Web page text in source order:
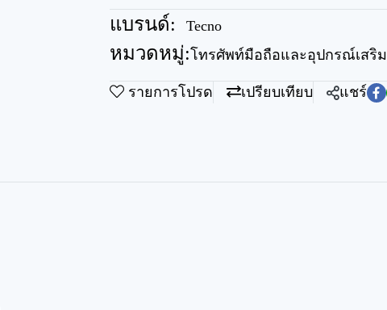
แบรนด์: Tecno
หมวดหมู่:โทรศัพท์มือถือและอุปกรณ์เสริม
รายการโปรด เปรียบเทียบ แชร์